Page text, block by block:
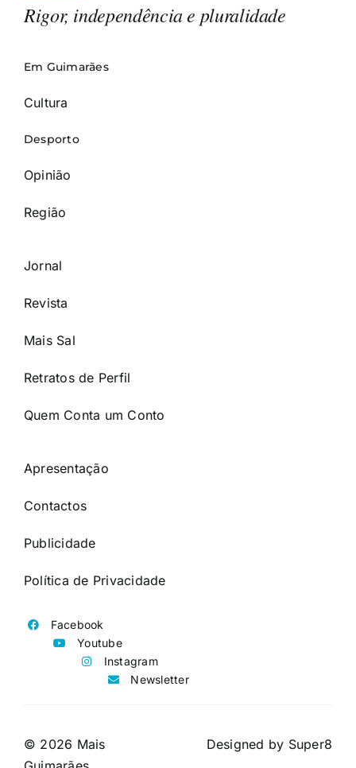
Rigor, independência e pluralidade
Em Guimarães
Cultura
Desporto
Opinião
Região
Jornal
Revista
Mais Sal
Retratos de Perfil
Quem Conta um Conto
Apresentação
Contactos
Publicidade
Política de Privacidade
Facebook
Youtube
Instagram
Newsletter
© 2026 Mais
Designed by Super8